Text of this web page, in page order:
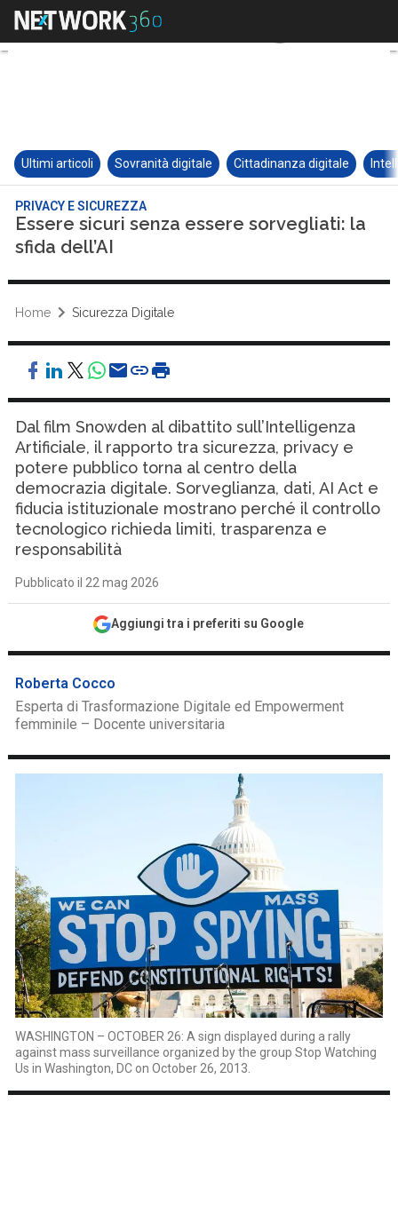
Ultimi articoli Sovranità digitale Cittadinanza digitale
PRIVACY E SICUREZZA
Essere sicuri senza essere sorvegliati: la
sfida dell’AI
Home Sicurezza Digitale
Dal film Snowden al dibattito sull’Intelligenza
Artificiale, il rapporto tra sicurezza, privacy e
potere pubblico torna al centro della
democrazia digitale. Sorveglianza, dati, AI Act e
fiducia istituzionale mostrano perché il controllo
tecnologico richieda limiti, trasparenza e
responsabilità
Pubblicato il 22 mag 2026
Aggiungi tra i preferiti su Google
Roberta Cocco
Esperta di Trasformazione Digitale ed Empowerment
femminile – Docente universitaria
WASHINGTON – OCTOBER 26: A sign displayed during a rally
against mass surveillance organized by the group Stop Watching
Us in Washington, DC on October 26, 2013.